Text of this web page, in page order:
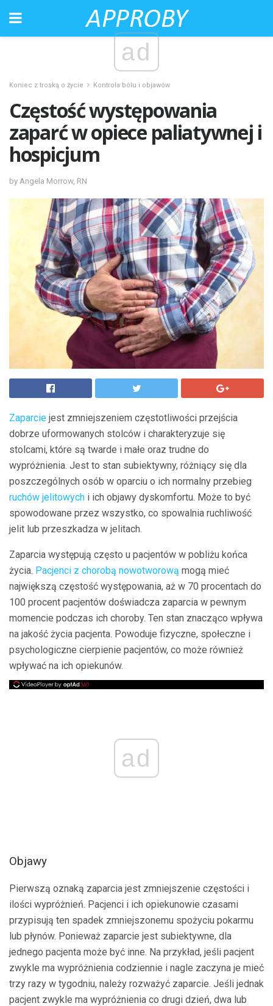
ad
Koniec z troską o życie Kontrola bólu i objawów
Częstość występowania
zaparć w opiece paliatywnej i
hospicjum
by Angela Morrow, RN
Zaparcie jest zmniejszeniem częstotliwości przejścia
dobrze uformowanych stolców i charakteryzuje się
stolcami, które są twarde i małe oraz trudne do
wypróżnienia. Jest to stan subiektywny, różniący się dla
poszczególnych osób w oparciu o ich normalny przebieg
ruchów jelitowych i ich objawy dyskomfortu. Może to być
spowodowane przez wszystko, co spowalnia ruchliwość
jelit lub przeszkadza w jelitach.
Zaparcia występują często u pacjentów w pobliżu końca
życia. Pacjenci z chorobą nowotworową mogą mieć
największą częstość występowania, aż w 70 procentach do
100 procent pacjentów doświadcza zaparcia w pewnym
momencie podczas ich choroby. Ten stan znacząco wpływa
na jakość życia pacjenta. Powoduje fizyczne, społeczne i
psychologiczne cierpienie pacjentów, co może również
wpływać na ich opiekunów.
ad
Objawy
Pierwszą oznaką zaparcia jest zmniejszenie częstości i
ilości wypróżnień. Pacjenci i ich opiekunowie czasami
przypisują ten spadek zmniejszonemu spożyciu pokarmu
lub płynów. Ponieważ zaparcie jest subiektywne, dla
jednego pacjenta może być inne. Na przykład, jeśli pacjent
zwykle ma wypróżnienia codziennie i nagle zaczyna je mieć
trzy razy w tygodniu, należy rozważyć zaparcie. Jeśli jednak
pacjent zwykle ma wypróżnienia co drugi dzień, dwa lub